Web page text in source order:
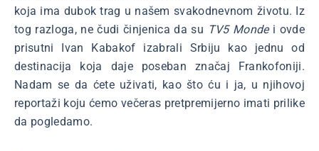
koja ima dubok trag u našem svakodnevnom životu. Iz
tog razloga, ne čudi činjenica da su TV5 Mondei ovde
prisutni Ivan Kabakof izabrali Srbiju kao jednu od
destinacija koja daje poseban značaj Frankofoniji.
Nadam se da ćete uživati, kao što ću i ja, u njihovoj
reportaži koju ćemo večeras pretpremijerno imati prilike
da pogledamo.